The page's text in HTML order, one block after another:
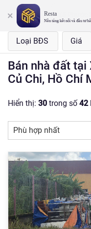
Resta
Nền tảng kết nối và đầu tư
Loại BĐS Giá
Bán nhà đất tại
Củ Chi, Hồ Chí
Hiển thị: 30 trong số42
Phù hợp nhất